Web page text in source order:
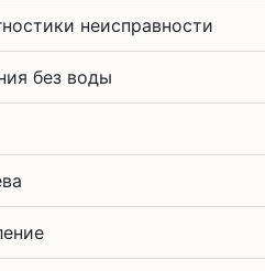
неисправности
без воды